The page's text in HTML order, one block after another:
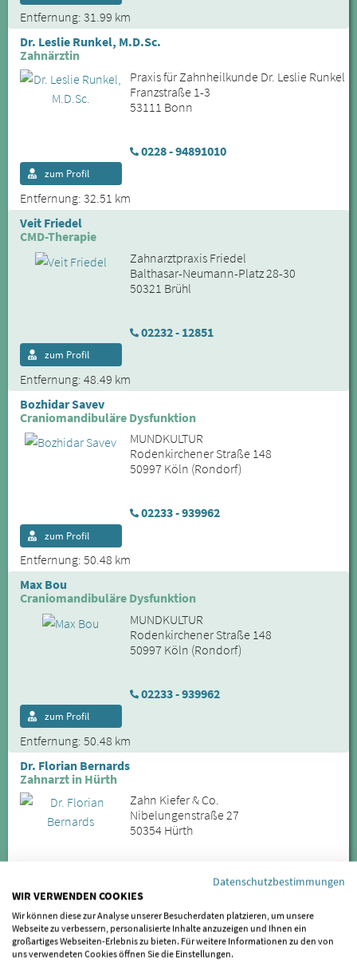
Entfernung: 31.99 km
Dr. Leslie Runkel, M.D.Sc.
Zahnärztin
Praxis für Zahnheilkunde Dr. Leslie Runkel
Franzstraße 1-3
53111 Bonn
0228 - 94891010
Entfernung: 32.51 km
zum Profil
Veit Friedel
CMD-Therapie
Zahnarztpraxis Friedel
Balthasar-Neumann-Platz 28-30
50321 Brühl
02232 - 12851
Entfernung: 48.49 km
zum Profil
Bozhidar Savev
Craniomandibuläre Dysfunktion
MUNDKULTUR
Rodenkirchener Straße 148
50997 Köln (Rondorf)
02233 - 939962
Entfernung: 50.48 km
zum Profil
Max Bou
Craniomandibuläre Dysfunktion
MUNDKULTUR
Rodenkirchener Straße 148
50997 Köln (Rondorf)
02233 - 939962
Entfernung: 50.48 km
zum Profil
Dr. Florian Bernards
Zahnarzt in Hürth
Zahn Kiefer & Co.
Nibelungenstraße 27
50354 Hürth
Entfernung: 53.94 km
zum Profil
Dr. Nora Bernards
Zahnärztin in Hürth
Datenschutzbestimmungen
WIR VERWENDEN COOKIES
Wir können diese zur Analyse unserer Besucherdaten platzieren, um unsere
Webseite zu verbessern, personalisierte Inhalte anzuzeigen und Ihnen ein
großartiges Webseiten-Erlebnis zu bieten. Für weitere Informationen zu den von
uns verwendeten Cookies öffnen Sie die Einstellungen.